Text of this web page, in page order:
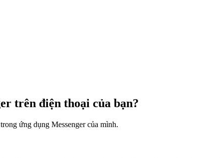
trên điện thoại của bạn?
ứng dụng Messenger của mình.